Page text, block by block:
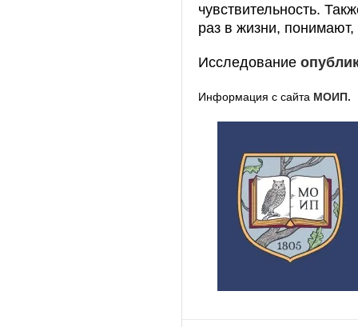
чувствительность.
раз в жизни,
Исследование
Информация с сайта МОИП.